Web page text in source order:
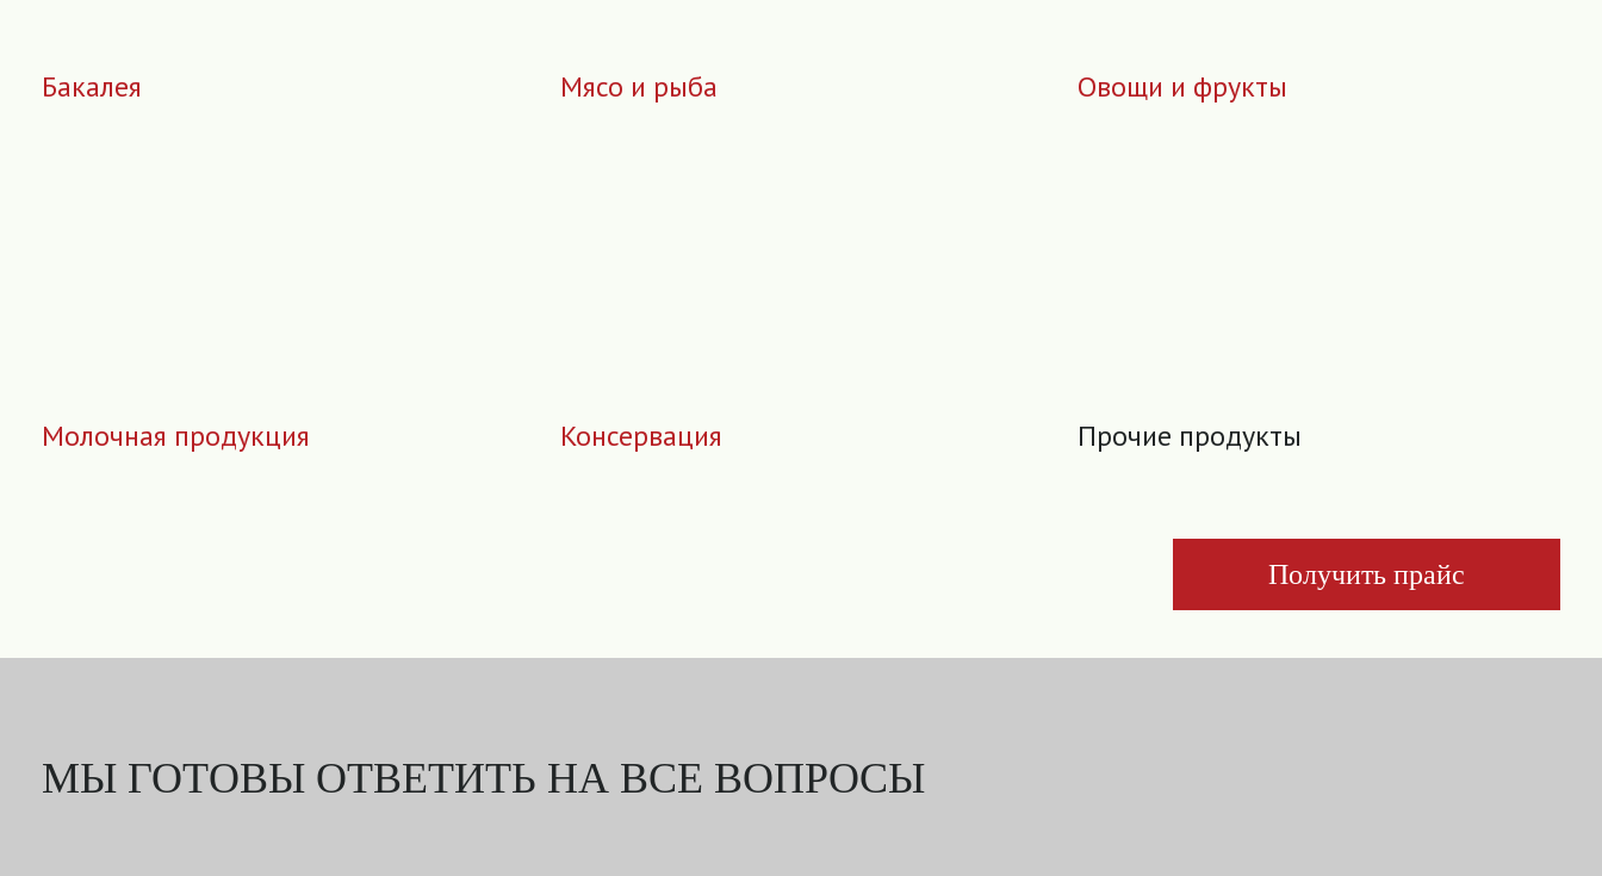
Бакалея Мясо и рыба Овощи и фрукты
Молочная продукция Консервация Прочие продукты
Получить прайс
МЫ ГОТОВЫ ОТВЕТИТЬ НА ВСЕ ВОПРОСЫ